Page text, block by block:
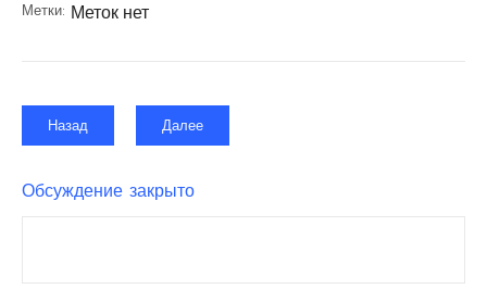
Метки: Меток нет
Назад Далее
Обсуждение закрыто